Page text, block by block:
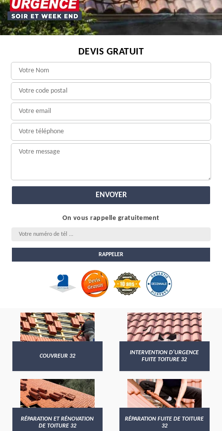
DEVIS GRATUIT
On vous rappelle gratuitement
COUVREUR 32
INTERVENTION D'URGENCE
FUITE TOITURE 32
RÉPARATION ET RÉNOVATION
DE TOITURE 32
RÉPARATION FUITE DE TOITURE
32